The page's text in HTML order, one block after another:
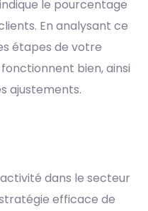
le pourcentage
En analysant ce
étapes de votre
bien, ainsi
ajustements.
dans le secteur
efficace de